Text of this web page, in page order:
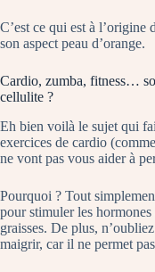
C’est ce qui est à l’origine
son aspect peau d’orange.
Cardio, zumba, fitness…
cellulite ?
Eh bien voilà le sujet qui
exercices de cardio
ne vont pas vous aider à
Pourquoi ? Tout
pour stimuler les
graisses. De plus,
maigrir, car il ne permet